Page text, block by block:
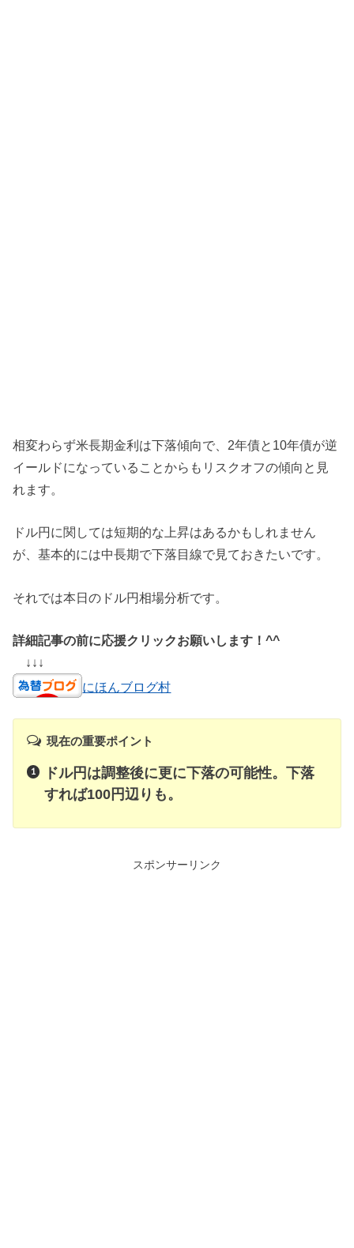
相変わらず米長期金利は下落傾向で、2年債と10年債が逆
イールドになっていることからもリスクオフの傾向と見
れます。
ドル円に関しては短期的な上昇はあるかもしれません
が、基本的には中長期で下落目線で見ておきたいです。
それでは本日のドル円相場分析です。
詳細記事の前に応援クリックお願いします！^^
↓↓↓
にほんブログ村
現在の重要ポイント
ドル円は調整後に更に下落の可能性。下落
すれば100円辺りも。
スポンサーリンク